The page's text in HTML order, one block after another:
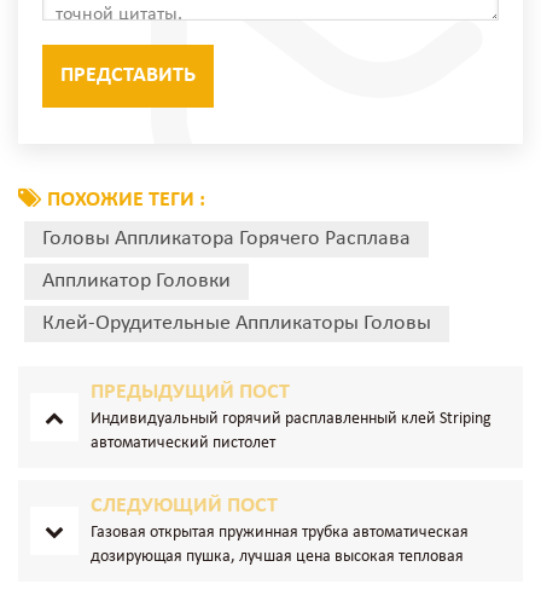
ПОХОЖИЕ ТЕГИ :
Головы Аппликатора Горячего Расплава
Аппликатор Головки
Клей-Орудительные Аппликаторы Головы
ПРЕДЫДУЩИЙ ПОСТ
Индивидуальный горячий расплавленный клей Striping
автоматический пистолет
СЛЕДУЮЩИЙ ПОСТ
Газовая открытая пружинная трубка автоматическая
дозирующая пушка, лучшая цена высокая тепловая